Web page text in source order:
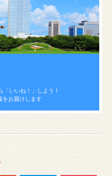
「いいね！」しよう！
をお届けします